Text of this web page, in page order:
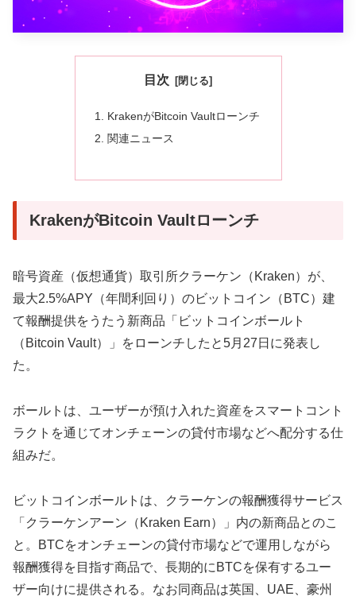
目次
KrakenがBitcoin Vaultローンチ
関連ニュース
KrakenがBitcoin Vaultローンチ
暗号資産（仮想通貨）取引所クラーケン（Kraken）が、
最大2.5%APY（年間利回り）のビットコイン（BTC）建
て報酬提供をうたう新商品「ビットコインボールト
（Bitcoin Vault）」をローンチしたと5月27日に発表し
た。
ボールトは、ユーザーが預け入れた資産をスマートコント
ラクトを通じてオンチェーンの貸付市場などへ配分する仕
組みだ。
ビットコインボールトは、クラーケンの報酬獲得サービス
「クラーケンアーン（Kraken Earn）」内の新商品とのこ
と。BTCをオンチェーンの貸付市場などで運用しながら
報酬獲得を目指す商品で、長期的にBTCを保有するユー
ザー向けに提供される。なお同商品は英国、UAE、豪州